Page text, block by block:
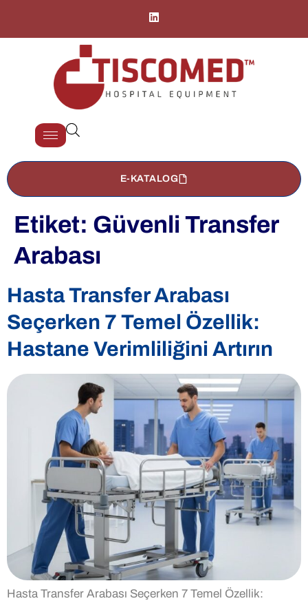
E-KATALOG
Etiket: Güvenli Transfer
Arabası
Hasta Transfer Arabası
Seçerken 7 Temel Özellik:
Hastane Verimliliğini Artırın
Hasta Transfer Arabası Seçerken 7 Temel Özellik: